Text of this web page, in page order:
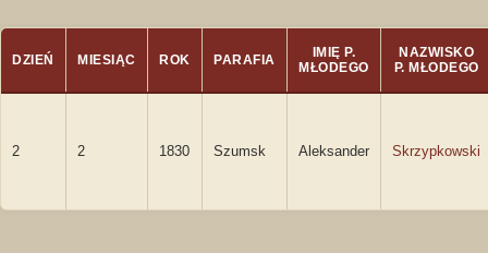
DZIEŃ MIESIĄC ROK PARAFIA
IMIĘ P.
MŁODEGO
NAZWISKO
P. MŁODEGO
2 2 1830 Szumsk Aleksander Skrzypkowski